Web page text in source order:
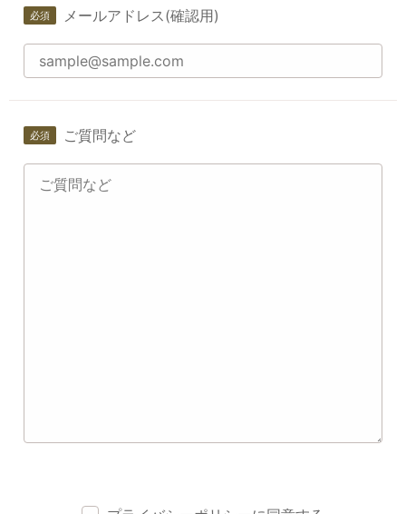
メールアドレス(確認用)
ご質問など